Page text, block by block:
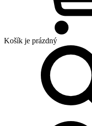
Košík je prázdný